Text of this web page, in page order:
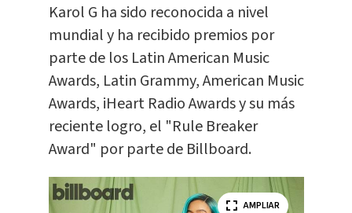
Karol G ha sido reconocida a nivel
mundial y ha recibido premios por
parte de los Latin American Music
Awards, Latin Grammy, American Music
Awards, iHeart Radio Awards y su más
reciente logro, el "Rule Breaker
Award" por parte de Billboard.
AMPLIAR